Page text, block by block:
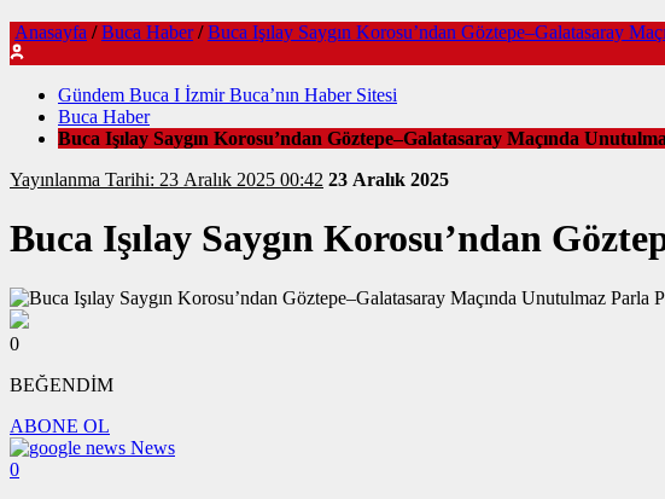
Anasayfa / Buca Haber / Buca Işılay Saygın Korosu’ndan Göztepe–Galatasaray
Gündem Buca I İzmir Buca’nın Haber Sitesi
Buca Haber
Buca Işılay Saygın Korosu’ndan Göztepe–Galatasaray Maçında
Yayınlanma Tarihi: 23 Aralık 2025 00:42 23 Aralık 2025
Buca Işılay Saygın Korosu’ndan
0
BEĞENDİM
ABONE OL
News
0